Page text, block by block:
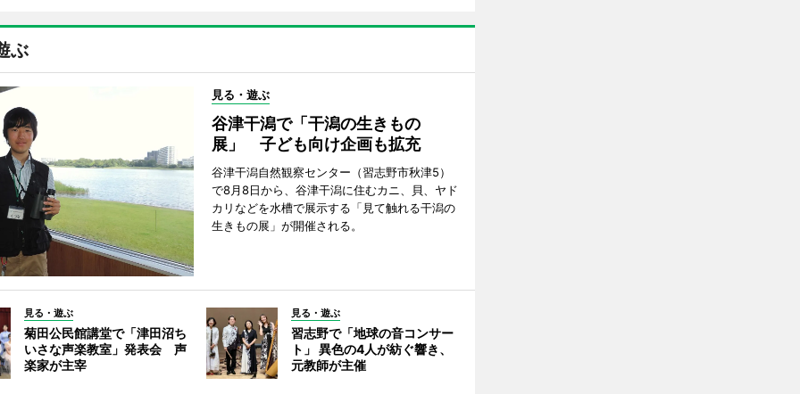
ぶ
見る・遊ぶ
谷津干潟で「干潟の生きもの
展」 子ども向け企画も拡充
谷津干潟自然観察センター（習志野市秋津5）
で8月8日から、谷津干潟に住むカニ、貝、ヤド
カリなどを水槽で展示する「見て触れる干潟の
生きもの展」が開催される。
見る・遊ぶ
菊田公民館講堂で「津田沼ち
いさな声楽教室」発表会 声
楽家が主宰
見る・遊ぶ
習志野で「地球の音コンサー
ト」 異色の4人が紡ぐ響き、
元教師が主催